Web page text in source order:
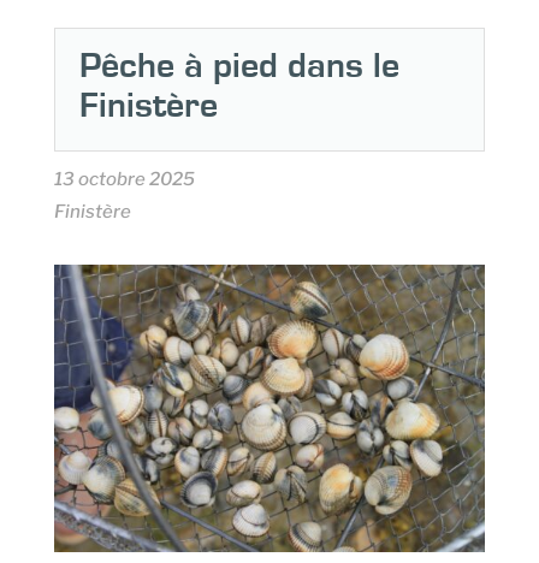
Pêche à pied dans le
Finistère
13 octobre 2025
Finistère